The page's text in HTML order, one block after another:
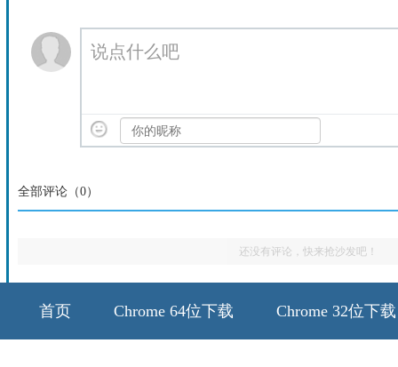
说点什么吧
全部评论（0）
还没有评论，快来抢沙发吧！
首页 Chrome 64位下载 Chrome 32位下载